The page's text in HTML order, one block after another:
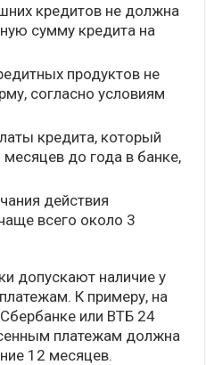
кредитов не должна
сумму кредита на
продуктов не
согласно условиям
кредита, который
до года в банке,
действия
всего около 3
допускают наличие у
К примеру, на
или ВТБ 24
платежам должна
12 месяцев.